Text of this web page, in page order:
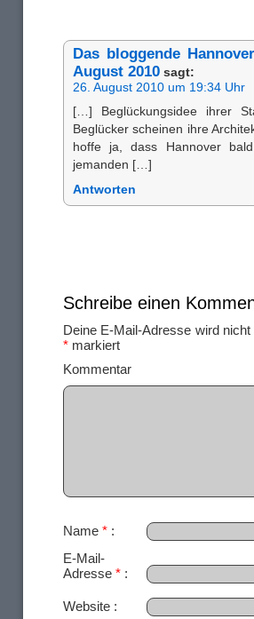
Das bloggende
August 2010 sagt:
26. August 2010 um 19:34 Uhr
[…] Beglückungsidee ihrer
Beglücker scheinen ihre
hoffe ja, dass Hannover
jemanden […]
Antworten
Schreibe einen
Deine E-Mail-Adresse wird nicht
* markiert
Name *
E-Mail-
Adresse *
Website